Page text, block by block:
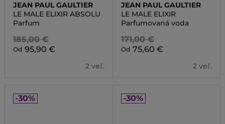
JEAN PAUL GAULTIER
LE MALE ELIXIR ABSOLU
Parfum
185,00 €
Od 95,90 €
2 veľ.
JEAN PAUL GAULTIER
LE MALE ELIXIR
Parfumovaná voda
171,00 €
Od 75,60 €
2 veľ.
-30% -30%